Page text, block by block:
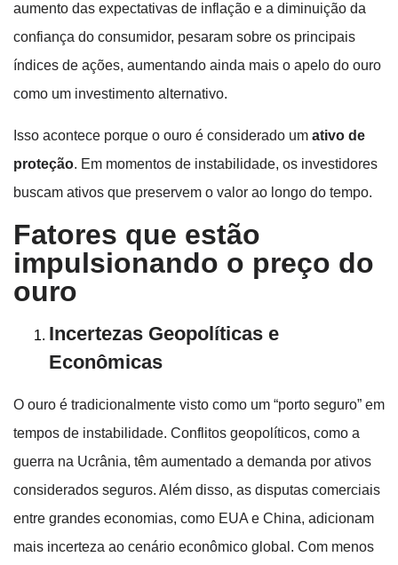
aumento das expectativas de inflação e a diminuição da
confiança do consumidor, pesaram sobre os principais
índices de ações, aumentando ainda mais o apelo do ouro
como um investimento alternativo.
Isso acontece porque o ouro é considerado um ativo de
proteção. Em momentos de instabilidade, os investidores
buscam ativos que preservem o valor ao longo do tempo.
Fatores que estão
impulsionando o preço do
ouro
Incertezas Geopolíticas e
Econômicas
O ouro é tradicionalmente visto como um “porto seguro” em
tempos de instabilidade. Conflitos geopolíticos, como a
guerra na Ucrânia, têm aumentado a demanda por ativos
considerados seguros. Além disso, as disputas comerciais
entre grandes economias, como EUA e China, adicionam
mais incerteza ao cenário econômico global. Com menos